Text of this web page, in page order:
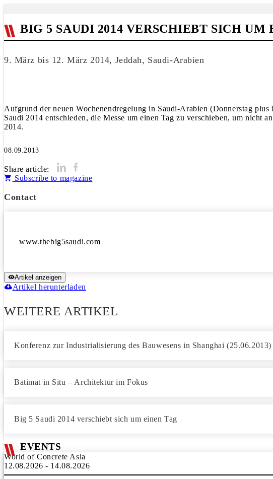
BIG 5 SAUDI 2014 VERSCHIEBT SICH UM
9. März bis 12. März 2014, Jeddah, Saudi-Arabien
Aufgrund der neuen Wochenendregelung in Saudi-Arabien (Donnerstag
Saudi 2014 entschieden, die Messe um einen Tag zu verschieben, um nicht
2014.
08.09.2013
Share article:
Subscribe to magazine
Contact
www.thebig5saudi.com
Artikel anzeigen
Artikel herunterladen
WEITERE ARTIKEL
Konferenz zur Industrialisierung des Bauwesens in Shanghai (25.06.2013)
Batimat in Situ – Architektur im Fokus
Big 5 Saudi 2014 verschiebt sich um einen Tag
EVENTS
World of Concrete Asia
12.08.2026 - 14.08.2026